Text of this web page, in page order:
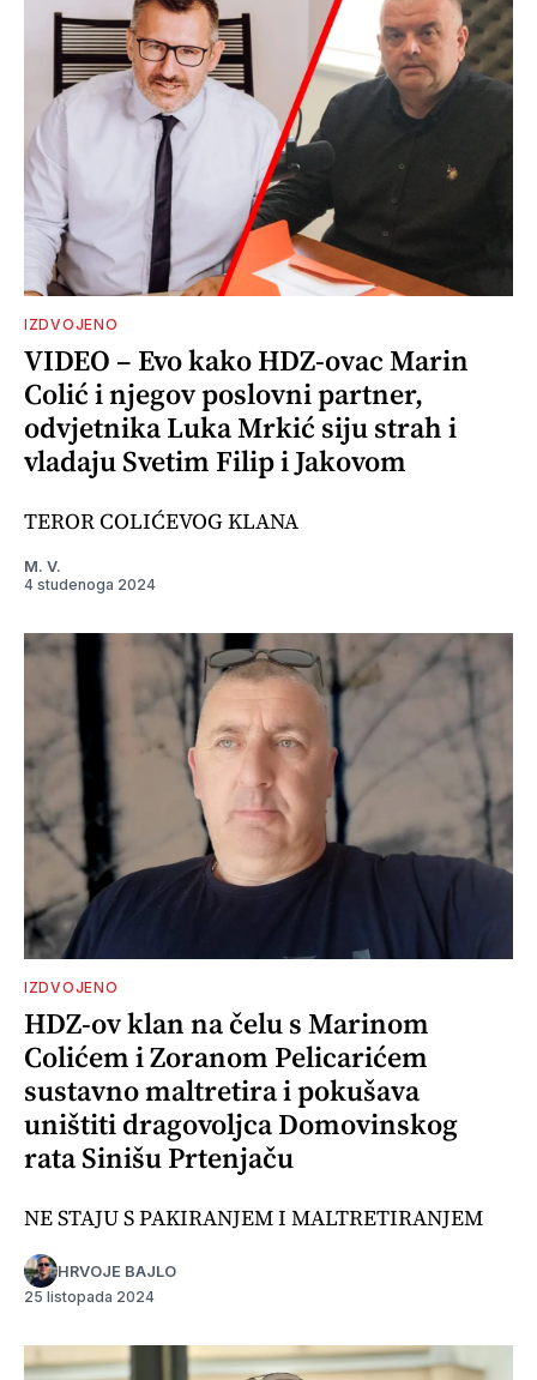
IZDVOJENO
VIDEO – Evo kako HDZ-ovac Marin
Colić i njegov poslovni partner,
odvjetnika Luka Mrkić siju strah i
vladaju Svetim Filip i Jakovom
TEROR COLIĆEVOG KLANA
M. V.
4 studenoga 2024
IZDVOJENO
HDZ-ov klan na čelu s Marinom
Colićem i Zoranom Pelicarićem
sustavno maltretira i pokušava
uništiti dragovoljca Domovinskog
rata Sinišu Prtenjaču
NE STAJU S PAKIRANJEM I MALTRETIRANJEM
HRVOJE BAJLO
25 listopada 2024